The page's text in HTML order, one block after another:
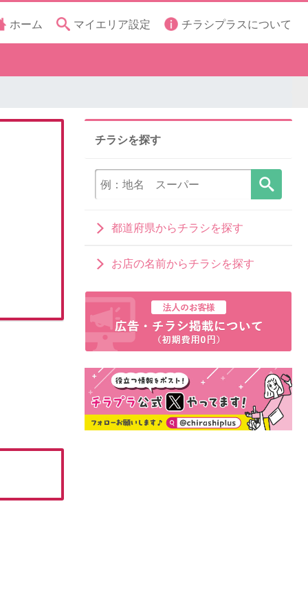
ホーム マイエリア設定 チラシプラスについて
チラシを探す
都道府県からチラシを探す
お店の名前からチラシを探す